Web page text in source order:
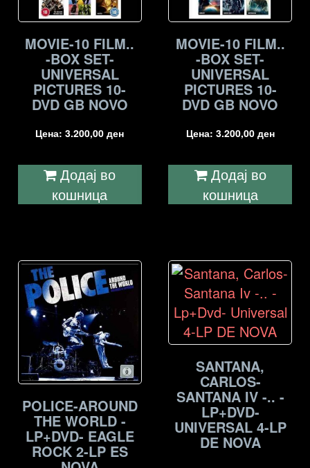
MOVIE-10 FILM..
-BOX SET-
UNIVERSAL
PICTURES 10-
DVD GB NOVO
Цена:3.200,00ден
Додај во
кошница
MOVIE-10 FILM..
-BOX SET-
UNIVERSAL
PICTURES 10-
DVD GB NOVO
Цена: 3.200,00 ден
Додај во
кошница
POLICE-AROUND
THE WORLD -
LP+DVD- EAGLE
ROCK 2-LP ES
SANTANA,
CARLOS-
SANTANA IV -.. -
LP+DVD-
UNIVERSAL 4-LP
DE NOVA